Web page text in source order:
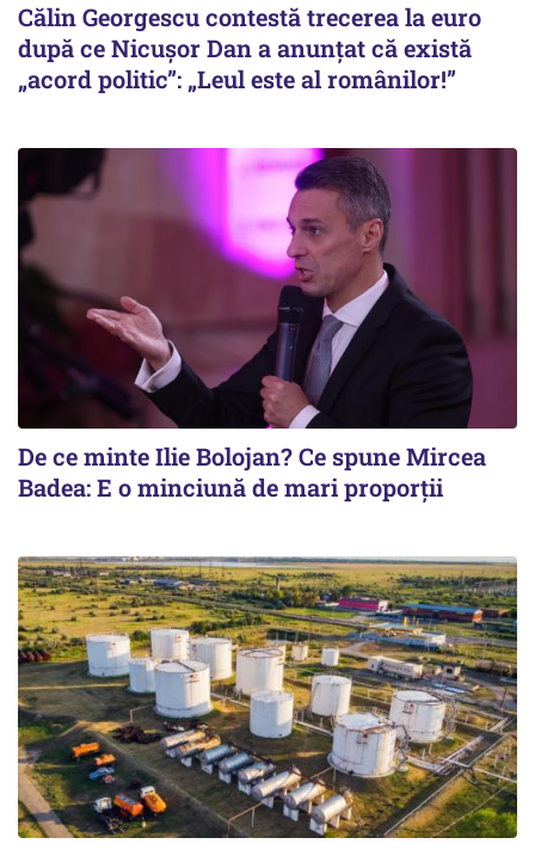
Călin Georgescu contestă trecerea la euro
după ce Nicușor Dan a anunțat că există
„acord politic”: „Leul este al românilor!”
De ce minte Ilie Bolojan? Ce spune Mircea
Badea: E o minciună de mari proporții